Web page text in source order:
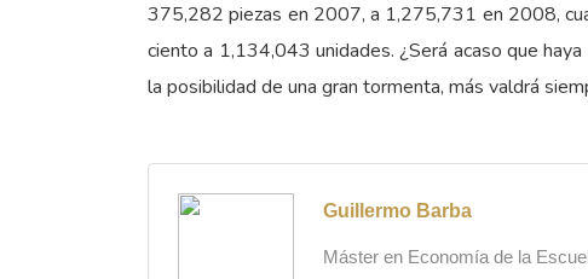
375,282 piezas en 2007, a 1,275,731 en 2008,
ciento a 1,134,043 unidades. ¿Será acaso que
la posibilidad de una gran tormenta, más valdrá
Guillermo Barba
Máster en Economía de la